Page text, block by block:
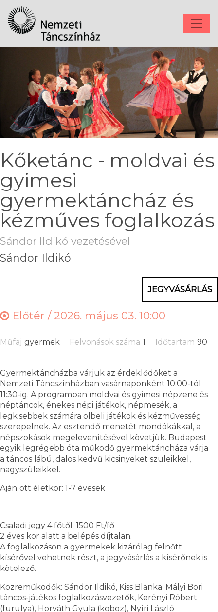
Kőketánc - moldvai és
gyimesi
gyermektáncház és
kézműves foglalkozás
Sándor Ildikó vezetésével
Sándor Ildikó
JEGYVÁSÁRLÁS
Előtér /2026. május 03. 10:00
Műfaj gyermek Felvonások száma 1 Időtartam 90
Gyermektáncházba várjuk az érdeklődőket a
Nemzeti Táncszínházban vasárnaponként 10:00-tól
11:30-ig. A programban moldvai és gyimesi népzene és
néptáncok, énekes népi játékok, népmesék, a
legkisebbek számára ölbeli játékok és kézművesség
szerepelnek. Az esztendő menetét mondókákkal, a
népszokások megelevenítésével követjük. Budapest
egyik legrégebb óta működő gyermektáncháza várja
a táncos lábú, dalos kedvű kicsinyeket szüleikkel,
nagyszüleikkel.
Ajánlott életkor: 1-7 évesek
Családi jegy 4 főtől: 1500 Ft/fő
2 éves kor alatt a belépés díjtalan.
A foglalkozáson a gyermekek kizárólag felnőtt
kísérővel vehetnek részt, a jegyvásárlás a kísérőnek is
kötelező.
Közreműködők: Sándor Ildikó, Kiss Blanka, Mályi Bori
táncos-játékos foglalkozásvezetők, Kerényi Róbert
(furulya), Horváth Gyula (koboz), Nyíri László